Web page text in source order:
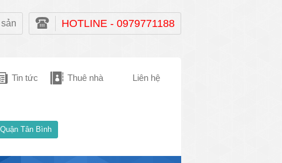
HOTLINE - 0979771188
Tin tức Thuê nhà Liên hệ
Quận Tân Bình